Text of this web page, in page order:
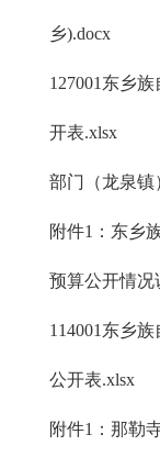
乡).docx
127001东乡
开表.xlsx
部门（龙泉镇
附件1：东乡
预算公开情况
114001东乡
公开表.xlsx
附件1：那勒